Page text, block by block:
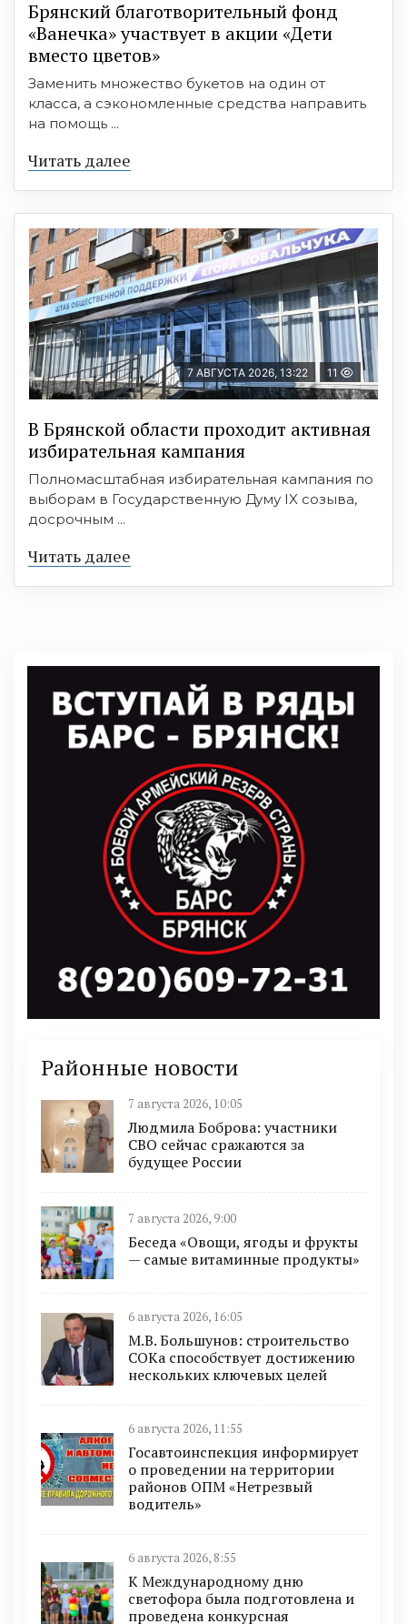
Брянский благотворительный фонд
«Ванечка» участвует в акции «Дети
вместо цветов»
Заменить множество букетов на один от
класса, а сэкономленные средства направить
на помощь ...
Читать далее
7 АВГУСТА 2026, 13:22 11
В Брянской области проходит активная
избирательная кампания
Полномасштабная избирательная кампания по
выборам в Государственную Думу IX созыва,
досрочным ...
Читать далее
Районные новости
7 августа 2026, 10:05
Людмила Боброва: участники
СВО сейчас сражаются за
будущее России
7 августа 2026, 9:00
Беседа «Овощи, ягоды и фрукты
— самые витаминные продукты»
6 августа 2026, 16:05
М.В. Большунов: строительство
СОКа способствует достижению
нескольких ключевых целей
6 августа 2026, 11:55
Госавтоинспекция информирует
о проведении на территории
районов ОПМ «Нетрезвый
водитель»
6 августа 2026, 8:55
К Международному дню
светофора была подготовлена и
проведена конкурсная